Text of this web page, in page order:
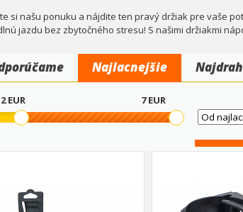
si našu ponuku a nájdite ten pravý držiak pre vaše
jazdu bez zbytočného stresu! S našimi držiakmi
Najlacnejšie
2EUR 7EUR